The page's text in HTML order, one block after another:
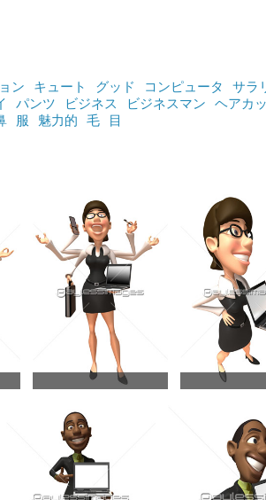
ン キュート グッド コンピュータ サラ
パンツ ビジネス ビジネスマン ヘアカ
服 魅力的 毛 目